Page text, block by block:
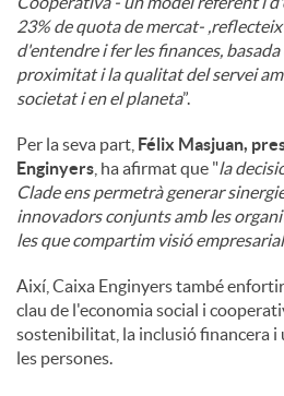
23% de quota de mercat-
d'entendre i fer les finances,
proximitat i la qualitat del servei
societat i en el planeta”.
Per la seva part, Félix Masjuan,
Enginyers , ha afirmat que "la
Clade ens permetrà generar
innovadors conjunts amb les
les que compartim visió
Així, Caixa Enginyers també
clau de l'economia social i
sostenibilitat, la inclusió financera i
les persones.